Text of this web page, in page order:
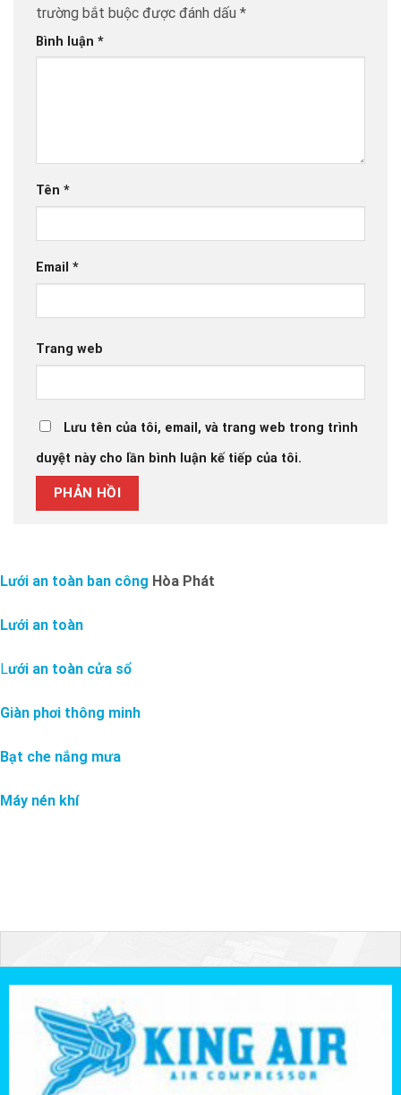
trường bắt buộc được đánh dấu *
Bình luận *
Tên *
Email *
Trang web
Lưu tên của tôi, email, và trang web trong trình
duyệt này cho lần bình luận kế tiếp của tôi.
Lưới an toàn ban công Hòa Phát
Lưới an toàn
Lưới an toàn cửa sổ
Giàn phơi thông minh
Bạt che nắng mưa
Máy nén khí